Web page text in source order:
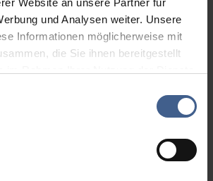
Website an unsere Partner für
und Analysen weiter. Unsere
Informationen möglicherweise mit
die Sie ihnen bereitgestellt
finden Sie in unseren
Go to search (Link offen)